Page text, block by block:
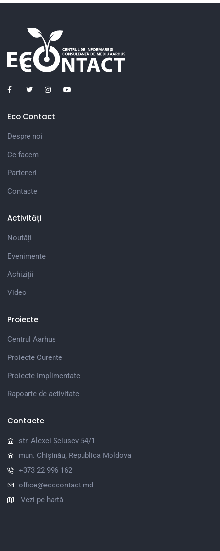
Eco Contact
Despre noi
Ce facem
Parteneri
Contacte
Activități
Noutăți
Evenimente
Achiziții
Video
Proiecte
Centrul Aarhus
Proiecte Curente
Proiecte Implimentate
Rapoarte de activitate
Contacte
str. Alexei Șciusev 54/1
mun. Chișinău, Republica Moldova
+373 22 996 162
office@ecocontact.md
Vezi pe hartă